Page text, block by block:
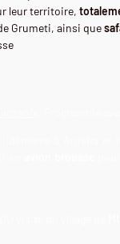
leur territoire,
Grumeti, ainsi que